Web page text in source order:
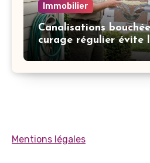
Immobilier
Canalisations
curage régulier évite
dégâts
Mentions légales